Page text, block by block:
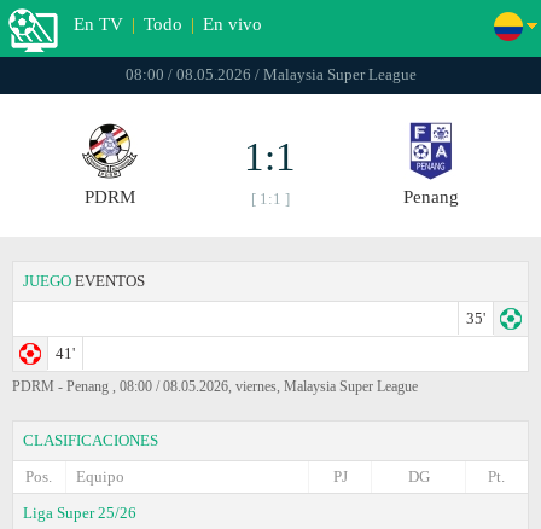
En TV | Todo | En vivo
08:00 / 08.05.2026 / Malaysia Super League
PDRM
1:1
[ 1:1 ] Penang
JUEGO EVENTOS
35'
41'
PDRM - Penang , 08:00 / 08.05.2026, viernes, Malaysia Super League
CLASIFICACIONES
Pos.
Equipo Pt.
DG
PJ
Liga Super 25/26